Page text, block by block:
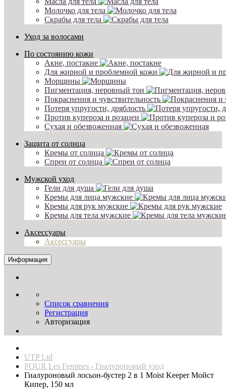
Молочко для тела
Скрабы для тела
Уход за волосами
По состоянию кожи
Акне, постакне
Для жирной и проблемной кожи
Морщины
Пигментация, неровный тон
Покраснения и чувствительность
Потеря упругости, дряблость
Против купероза и розацеи
Сухая и обезвоженная
Защита от солнца
Кремы от солнца
Спреи от солнца
Мужской уход
Гели для душа
Кремы для лица мужские
Кремы для рук мужские
Кремы для тела мужские
Аксессуары
Аксессуары
Информация
Список сравнения
Регистрация
Авторизация
UTP Ltd
POUR Les Femmes - Гиалуроновый уход
Гиалуроновый лосьон-бустер 2 в 1 Moist Keeper Мойст
Кипер, 150 мл